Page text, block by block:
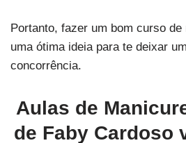
Portanto, fazer um bom curso
uma ótima ideia para te deixar
concorrência.
Aulas de
de Faby Cardoso